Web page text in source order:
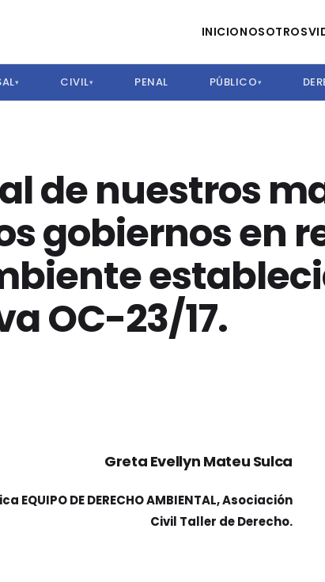
INICIONOSOTROS
▾ CIVIL▾ PENAL PÚBLICO▾
de nuestros
gobiernos en
OC-23/17.
Greta Evellyn Mateu Sulca
DE DERECHO AMBIENTAL, Asociación
Civil Taller de Derecho.